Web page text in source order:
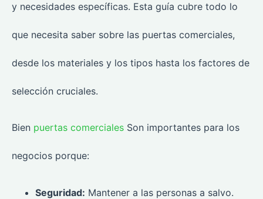
y necesidades específicas. Esta guía cubre todo lo
que necesita saber sobre las puertas comerciales,
desde los materiales y los tipos hasta los factores de
selección cruciales.
Bien puertas comerciales Son importantes para los
negocios porque:
Seguridad: Mantener a las personas a salvo.